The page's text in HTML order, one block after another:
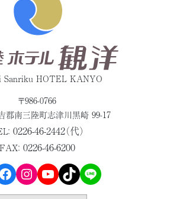
Sanriku HOTEL KANYO
〒986-0766
郡南三陸町志津川黒崎 99-17
： 0226-46-2442（代）
FAX： 0226-46-6200
Facebook Instagram YouTube TikTok LINE